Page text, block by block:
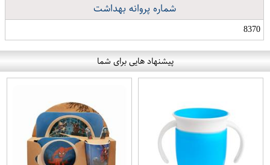
شماره پروانه بهداشت
8370
پیشنهاد هایی برای شما